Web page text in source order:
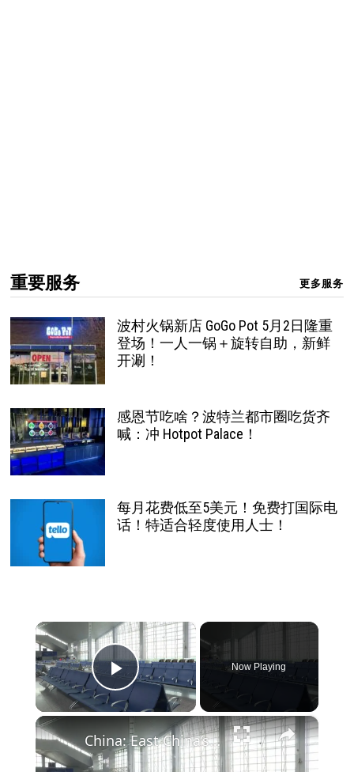
重要服务 更多服务
波村火锅新店 GoGo Pot 5月2日隆重
登场！一人一锅＋旋转自助，新鲜
开涮！
感恩节吃啥？波特兰都市圈吃货齐
喊：冲 Hotpot Palace！
每月花费低至5美元！免费打国际电
话！特适合轻度使用人士！
×
Play Video
Now Playing
×
China: East China’s Zhejiang organizes emergency hazard elimination following typhoon landfalls.